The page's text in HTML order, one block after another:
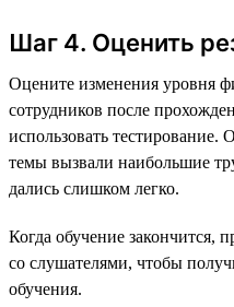
Шаг 4. Оценить
Оцените изменения уровня
сотрудников после
использовать
темы вызвали наибольшие
дались слишком легко.
Когда обучение закончится,
со слушателями, чтобы
обучения.